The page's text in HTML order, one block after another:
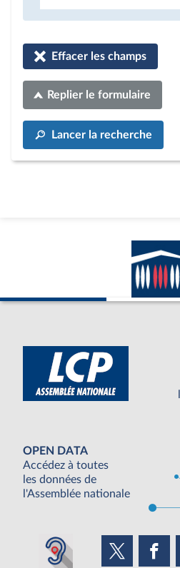
Effacer les champs
Replier le formulaire
Lancer la recherche
OPEN DATA
Accédez à toutes
les données de
l'Assemblée nationale